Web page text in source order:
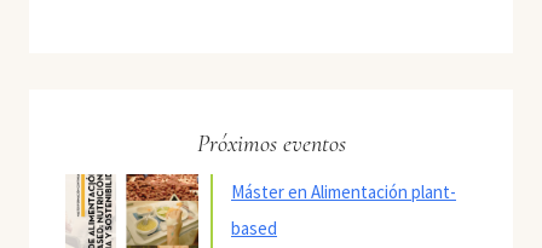
Próximos eventos
Máster en Alimentación plant-
based